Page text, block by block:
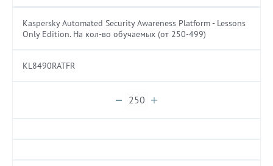
Kaspersky Automated Security Awareness Platform - Lessons
Only Edition. На кол-во обучаемых (от 250-499)
KL8490RATFR